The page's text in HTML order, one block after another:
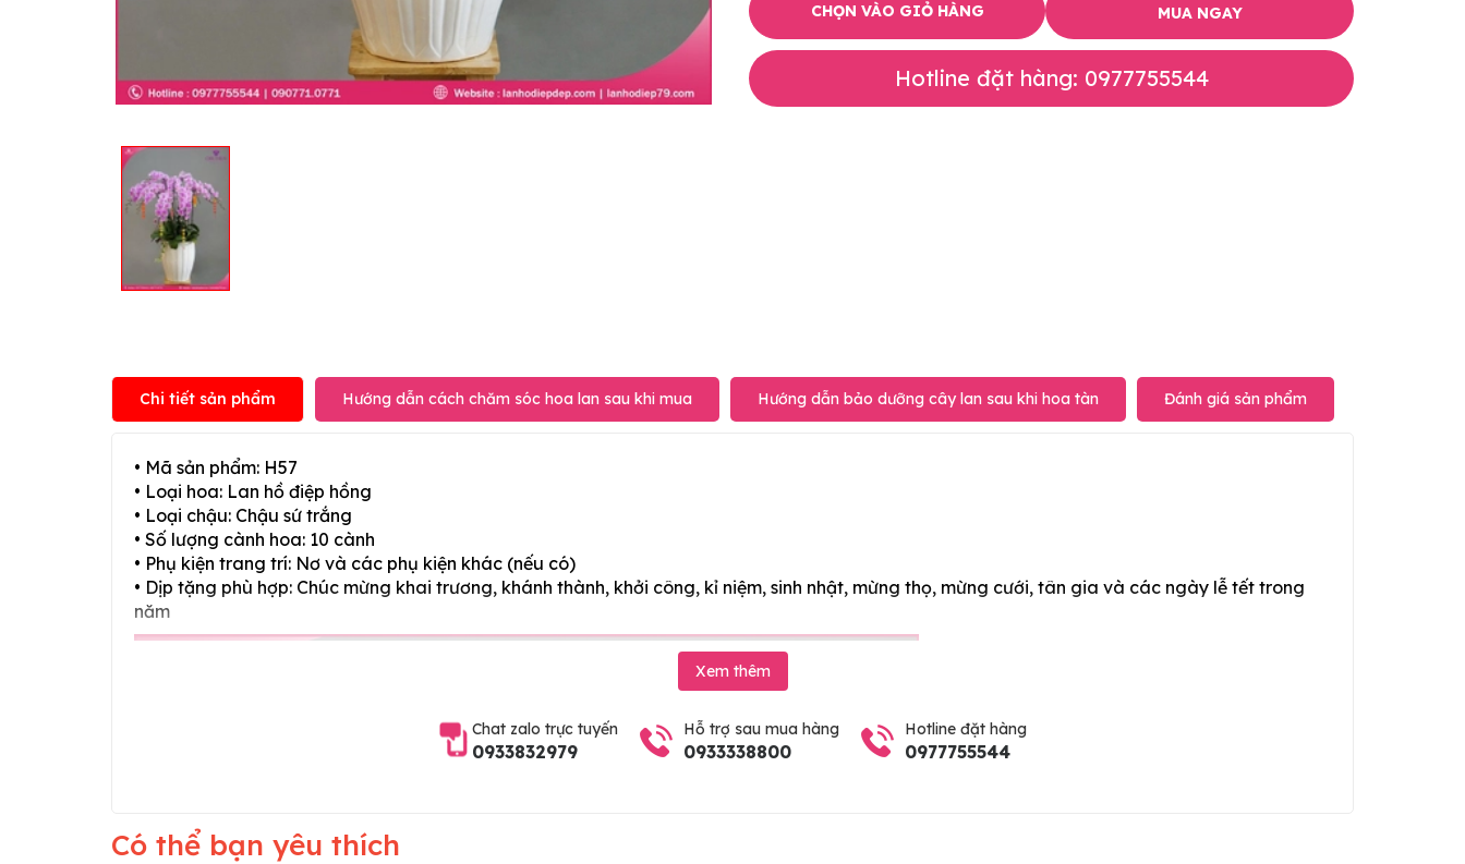
CHỌN VÀO GIỎ HÀNG MUA NGAY
Hotline đặt hàng: 0977755544
Chi tiết sản phẩm Hướng dẫn cách chăm sóc hoa lan sau khi mua Hướng dẫn bảo dưỡng cây lan sau khi hoa tàn Đánh giá sản phẩm
• Mã sản phẩm: H57
• Loại hoa: Lan hồ điệp hồng
• Loại chậu: Chậu sứ trắng
• Số lượng cành hoa: 10 cành
• Phụ kiện trang trí: Nơ và các phụ kiện khác (nếu có)
• Dịp tặng phù hợp: Chúc mừng khai trương, khánh thành, khởi công, kỉ niệm, sinh nhật, mừng thọ, mừng cưới, tân gia và các ngày lễ tết trong
năm
Xem thêm
Chat zalo trực tuyến
0933832979
Hỗ trợ sau mua hàng
0933338800
Hotline đặt hàng
0977755544
Có thể bạn yêu thích